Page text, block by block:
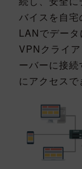
バイスを自宅
LANでデー
VPNクライ
ーバーに接
にアクセスで